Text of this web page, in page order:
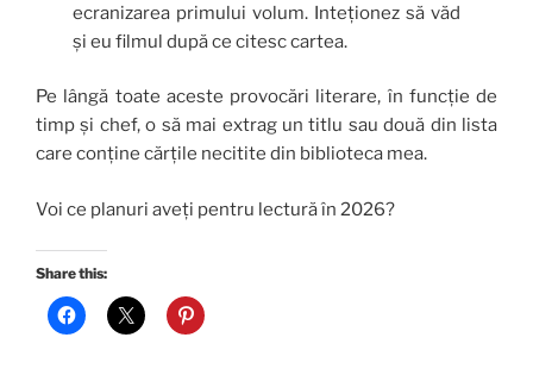
ecranizarea primului volum. Inteționez să văd
și eu filmul după ce citesc cartea.
Pe lângă toate aceste provocări literare, în funcție de
timp și chef, o să mai extrag un titlu sau două din lista
care conține cărțile necitite din biblioteca mea.
Voi ce planuri aveți pentru lectură în 2026?
Share this: